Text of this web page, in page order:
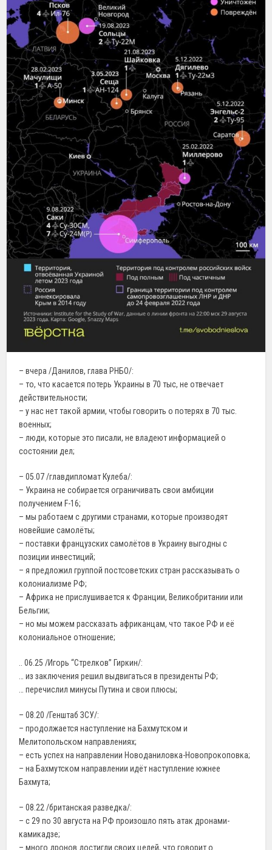
– вчера /Данилов, глава РНБО/:
– то, что касается потерь Украины в 70 тыс, не отвечает
действительности;
– у нас нет такой армии, чтобы говорить о потерях в 70 тыс.
военных;
– люди, которые это писали, не владеют информацией о
состоянии дел;
– 05.07 /главдипломат Кулеба/:
– Украина не собирается ограничивать свои амбиции
получением F-16;
– мы работаем с другими странами, которые производят
новейшие самолёты;
– поставки французских самолётов в Украину выгодны с
позиции инвестиций;
– я предложил группой постсоветских стран рассказывать о
колониализме РФ;
– Африка не прислушивается к Франции, Великобритании или
Бельгии;
– но мы можем рассказать африканцам, что такое РФ и её
колониальное отношение;
.. 06.25 /Игорь “Стрелков” Гиркин/:
… из заключения решил выдвигаться в президенты РФ;
… перечислил минусы Путина и свои плюсы;
– 08.20 /Генштаб ЗСУ/:
– продолжается наступление на Бахмутском и
Мелитопольском направлениях;
– есть успех на направлении Новоданиловка-Новопрокоповка;
– на Бахмутском направлении идёт наступление южнее
Бахмута;
– 08.22 /британская разведка/:
– с 29 по 30 августа на РФ произошло пять атак дронами-
камикадзе;
– много дронов достигли своих целей, что говорит о